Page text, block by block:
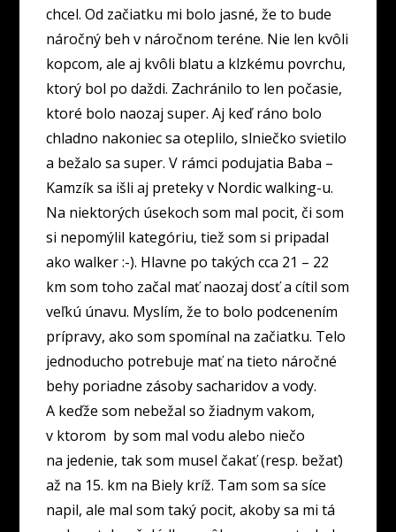
chcel. Od začiatku mi bolo jasné, že to bude
náročný beh v náročnom teréne. Nie len kvôli
kopcom, ale aj kvôli blatu a klzkému povrchu,
ktorý bol po daždi. Zachránilo to len počasie,
ktoré bolo naozaj super. Aj keď ráno bolo
chladno nakoniec sa oteplilo, slniečko svietilo
a bežalo sa super. V rámci podujatia Baba –
Kamzík sa išli aj preteky v Nordic walking-u.
Na niektorých úsekoch som mal pocit, či som
si nepomýlil kategóriu, tiež som si pripadal
ako walker :-). Hlavne po takých cca 21 – 22
km som toho začal mať naozaj dosť a cítil som
veľkú únavu. Myslím, že to bolo podcenením
prípravy, ako som spomínal na začiatku. Telo
jednoducho potrebuje mať na tieto náročné
behy poriadne zásoby sacharidov a vody.
A keďže som nebežal so žiadnym vakom,
v ktorom by som mal vodu alebo niečo
na jedenie, tak som musel čakať (resp. bežať)
až na 15. km na Biely kríž. Tam som sa síce
napil, ale mal som taký pocit, akoby sa mi tá